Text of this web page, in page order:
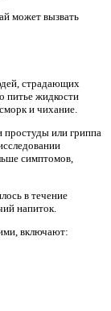
может вызвать
страдающих
питье жидкости
и чихание.
или гриппа
симптомов,
в течение
напиток.
включают: